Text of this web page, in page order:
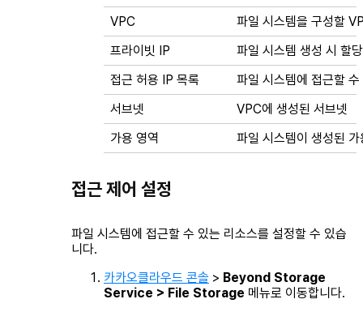
VPC
파일 시스템을 구성할
프라이빗 IP
파일 시스템 생성 시 할
접근 허용 IP 목록
파일 시스템에 접근할
서브넷
VPC에 생성된 서브넷
가용 영역
파일 시스템이 생성된 가
접근 제어 설정
파일 시스템에 접근할 수 있는 리소스를 설정할 수 있습
니다.
카카오클라우드 콘솔 > Beyond Storage
Service > File Storage 메뉴로 이동합니다.